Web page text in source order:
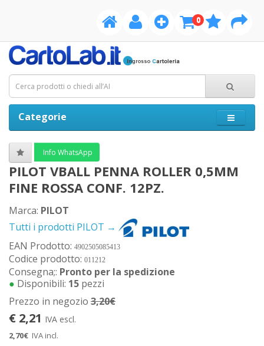
0
Categorie
Info WhatsApp
PILOT VBALL PENNA ROLLER 0,5MM
FINE ROSSA CONF. 12PZ.
Marca: PILOT
Tutti i prodotti PILOT →
EAN Prodotto: 4902505085413
Codice prodotto: 011212
Consegna;: Pronto per la spedizione
● Disponibili: 15 pezzi
Prezzo in negozio 3,20€
€ 2,21 IVA escl.
2,70€ IVA incl.